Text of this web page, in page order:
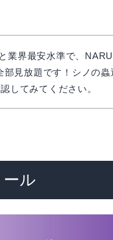
業界最安水準で、
見放題です！シノの蟲
してみてください。
ル